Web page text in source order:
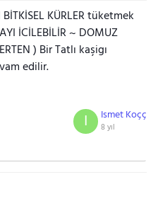
KÜRLER tüketmek
İCİLEBİLİR ~ DOMUZ
) Bir Tatlı kaşigı
edilir.
Ismet Koçç
8 yıl
I